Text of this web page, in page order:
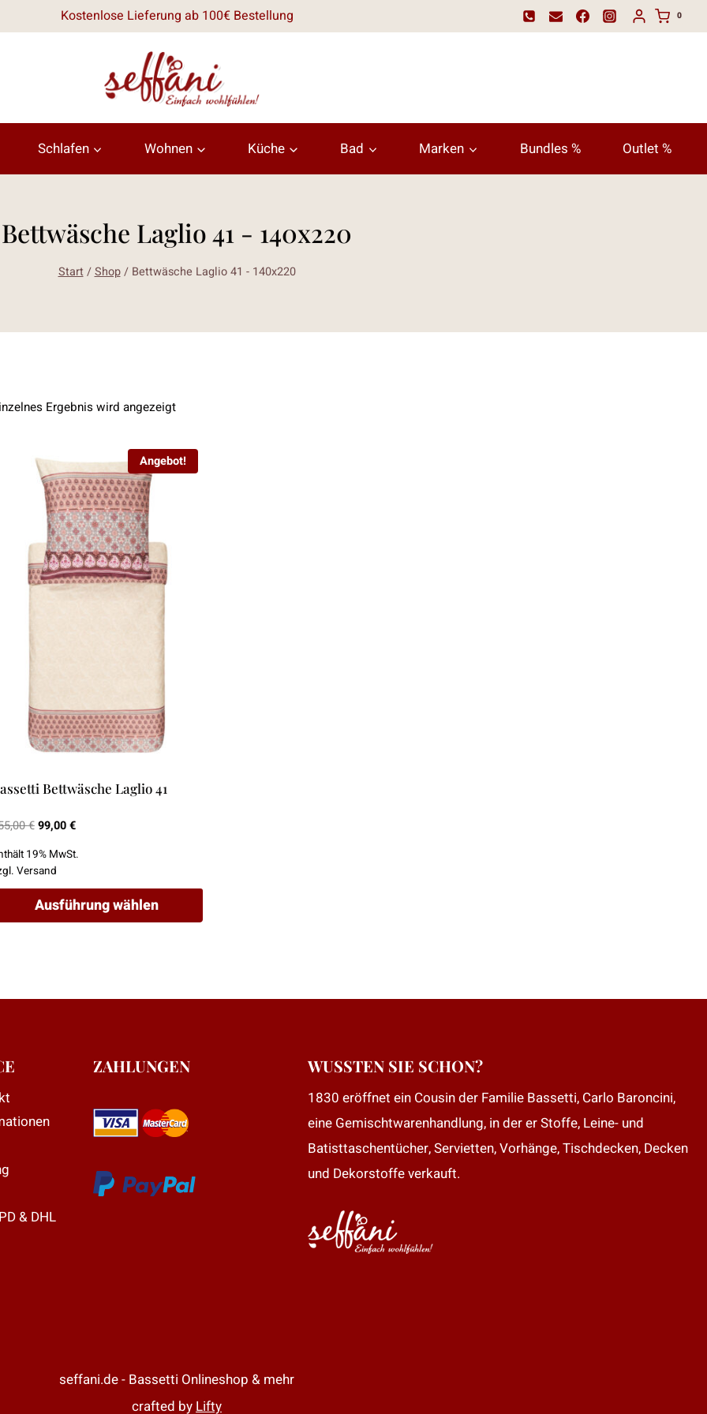
Kostenlose Lieferung ab 100€ Bestellung 0
Schlafen Wohnen Küche Bad Marken Bundles % Outlet %
Bettwäsche Laglio 41 - 140x220
Start /Shop / Bettwäsche Laglio 41 - 140x220
Ergebnis wird angezeigt
Angebot!
Bettwäsche Laglio 41
€ Ursprünglicher
war:
155,00 €
99,00€Aktueller
ist:
19% MwSt.
Versand
Ausführung wählen
& DHL
ZAHLUNGEN WUSSTEN SIE SCHON?
1830 eröffnet ein Cousin der Familie Bassetti, Carlo Baroncini,
eine Gemischtwarenhandlung, in der er Stoffe, Leine- und
Batisttaschentücher, Servietten, Vorhänge, Tischdecken, Decken
und Dekorstoffe verkauft.
seffani.de - Bassetti Onlineshop & mehr
crafted byLifty